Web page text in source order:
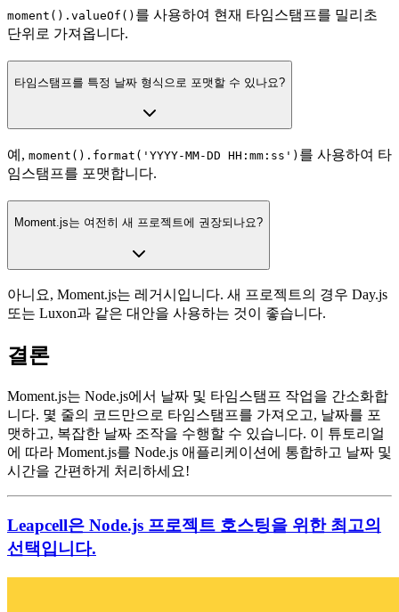
moment().valueOf() 를 사용하여 현재 타임스탬프를 밀리초
단위로 가져옵니다.
타임스탬프를 특정 날짜 형식으로 포맷할 수 있나요?
예, moment().format('YYYY-MM-DD HH:mm:ss') 를 사용하여 타
임스탬프를 포맷합니다.
Moment.js는 여전히 새 프로젝트에 권장되나요?
아니요, Moment.js는 레거시입니다. 새 프로젝트의 경우 Day.js
또는 Luxon과 같은 대안을 사용하는 것이 좋습니다.
결론
Moment.js는 Node.js에서 날짜 및 타임스탬프 작업을 간소화합
니다. 몇 줄의 코드만으로 타임스탬프를 가져오고, 날짜를 포
맷하고, 복잡한 날짜 조작을 수행할 수 있습니다. 이 튜토리얼
에 따라 Moment.js를 Node.js 애플리케이션에 통합하고 날짜 및
시간을 간편하게 처리하세요!
Leapcell은 Node.js 프로젝트 호스팅을 위한 최고의
선택입니다.